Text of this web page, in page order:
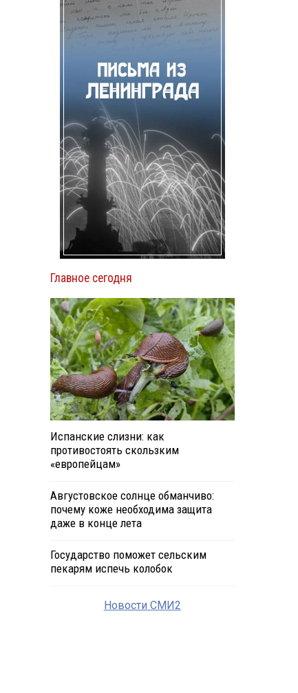
Главное сегодня
Испанские слизни: как
противостоять скользким
«европейцам»
Августовское солнце обманчиво:
почему коже необходима защита
даже в конце лета
Государство поможет сельским
пекарям испечь колобок
Новости СМИ2